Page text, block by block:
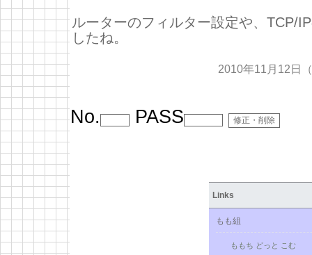
ルーターのフィルター設定や、TCP/
したね。
2010年11月12日
No. PASS
Links
もも組
ももち どっと こむ